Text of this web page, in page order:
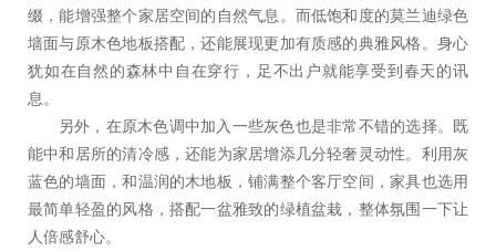
缀，能增强整个家居空间的自然气息。而低饱和度的莫兰迪绿色
墙面与原木色地板搭配，还能展现更加有质感的典雅风格。身心
犹如在自然的森林中自在穿行，足不出户就能享受到春天的讯
息。
另外，在原木色调中加入一些灰色也是非常不错的选择。既
能中和居所的清冷感，还能为家居增添几分轻奢灵动性。利用灰
蓝色的墙面，和温润的木地板，铺满整个客厅空间，家具也选用
最简单轻盈的风格，搭配一盆雅致的绿植盆栽，整体氛围一下让
人倍感舒心。